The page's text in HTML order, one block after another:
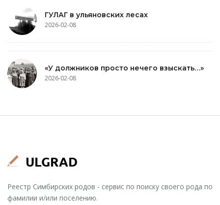
ГУЛАГ в ульяновских лесах
2026-02-08
«У должников просто нечего взыскать…»
2026-02-08
Реестр Симбирских родов - сервис по поиску своего рода по
фамилии и/или поселению.